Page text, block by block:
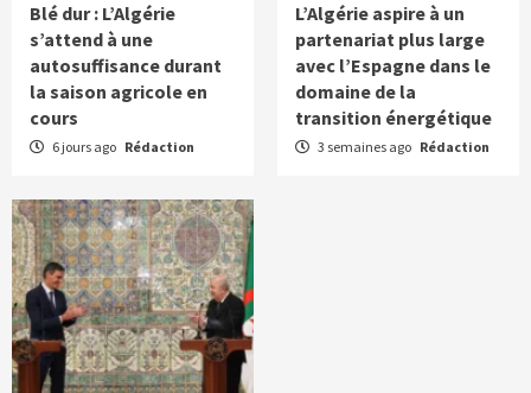
Blé dur : L’Algérie
s’attend à une
autosuffisance durant
la saison agricole en
cours
6 jours ago Rédaction
L’Algérie aspire à un
partenariat plus large
avec l’Espagne dans le
domaine de la
transition énergétique
3 semaines ago Rédaction